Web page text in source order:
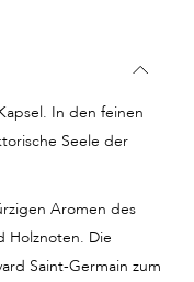
In den feinen
Seele der
Aromen des
Holznoten. Die
Saint-Germain zum